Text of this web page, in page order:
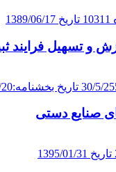
و تسهیل فرایند
صنایع دستی